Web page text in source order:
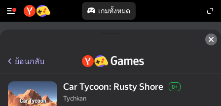
เกมทั้งหมด
ย้อนกลับ
Car Tycoon: Rusty Shore 0+
Tychkan